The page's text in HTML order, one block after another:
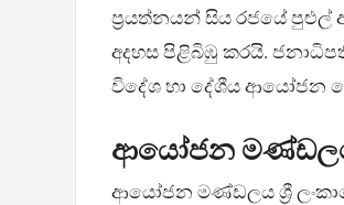
ප්‍රයත්නයන් සිය රජයේ පුළුල්
අදහස පිළිබිඹු කරයි.
විදේශ හා දේශීය ආයෝජන
ආයෝජන
ආයෝජන මණ්ඩලය ශ්‍රී